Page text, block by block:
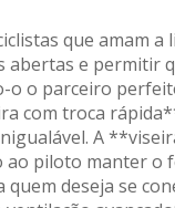
CAPACETE HJC
BRANCO ROSA
que amam
e
o parceiro
com troca
A
piloto manter o
deseja se